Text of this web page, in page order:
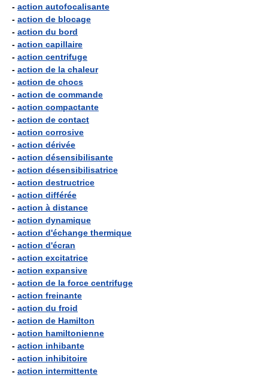
- action autofocalisante
- action de blocage
- action du bord
- action capillaire
- action centrifuge
- action de la chaleur
- action de chocs
- action de commande
- action compactante
- action de contact
- action corrosive
- action dérivée
- action désensibilisante
- action désensibilisatrice
- action destructrice
- action différée
- action à distance
- action dynamique
- action d'échange thermique
- action d'écran
- action excitatrice
- action expansive
- action de la force centrifuge
- action freinante
- action du froid
- action de Hamilton
- action hamiltonienne
- action inhibante
- action inhibitoire
- action intermittente